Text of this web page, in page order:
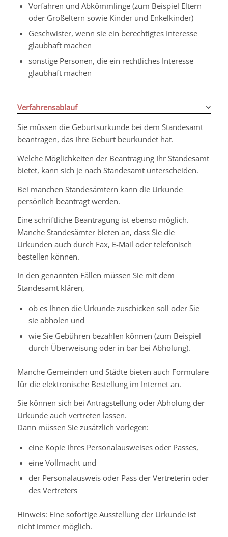
Vorfahren und Abkömmlinge (zum Beispiel Eltern
oder Großeltern sowie Kinder und Enkelkinder)
Geschwister, wenn sie ein berechtigtes Interesse
glaubhaft machen
sonstige Personen, die ein rechtliches Interesse
glaubhaft machen
Verfahrensablauf
Sie müssen die Geburtsurkunde bei dem Standesamt
beantragen, das Ihre Geburt beurkundet hat.
Welche Möglichkeiten der Beantragung Ihr Standesamt
bietet, kann sich je nach Standesamt unterscheiden.
Bei manchen Standesämtern kann die Urkunde
persönlich beantragt werden.
Eine schriftliche Beantragung ist ebenso möglich.
Manche Standesämter bieten an, dass Sie die
Urkunden auch durch Fax, E-Mail oder telefonisch
bestellen können.
In den genannten Fällen müssen Sie mit dem
Standesamt klären,
ob es Ihnen die Urkunde zuschicken soll oder Sie
sie abholen und
wie Sie Gebühren bezahlen können (zum Beispiel
durch Überweisung oder in bar bei Abholung).
Manche Gemeinden und Städte bieten auch Formulare
für die elektronische Bestellung im Internet an.
Sie können sich bei Antragstellung oder Abholung der
Urkunde auch vertreten lassen.
Dann müssen Sie zusätzlich vorlegen:
eine Kopie Ihres Personalausweises oder Passes,
eine Vollmacht und
der Personalausweis oder Pass der Vertreterin oder
des Vertreters
Hinweis: Eine sofortige Ausstellung der Urkunde ist
nicht immer möglich.